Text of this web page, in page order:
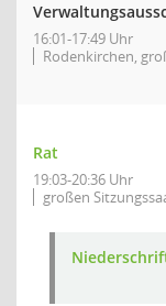
16:01-17:49 Uhr
Rodenkirchen,
Rat
19:03-20:36 Uhr
großen